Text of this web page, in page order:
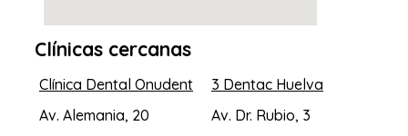
Clínicas cercanas
Clínica Dental Onudent
Av. Alemania, 20
3 Dentac Huelva
Av. Dr. Rubio, 3